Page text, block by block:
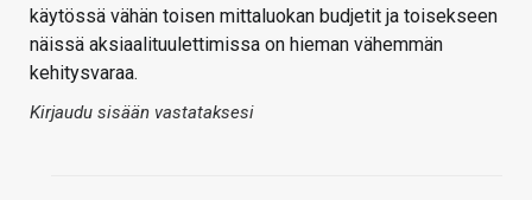
käytössä vähän toisen mittaluokan budjetit ja toisekseen
näissä aksiaalituulettimissa on hieman vähemmän
kehitysvaraa.
Kirjaudu sisään vastataksesi